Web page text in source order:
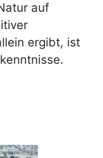
auf
ergibt, ist